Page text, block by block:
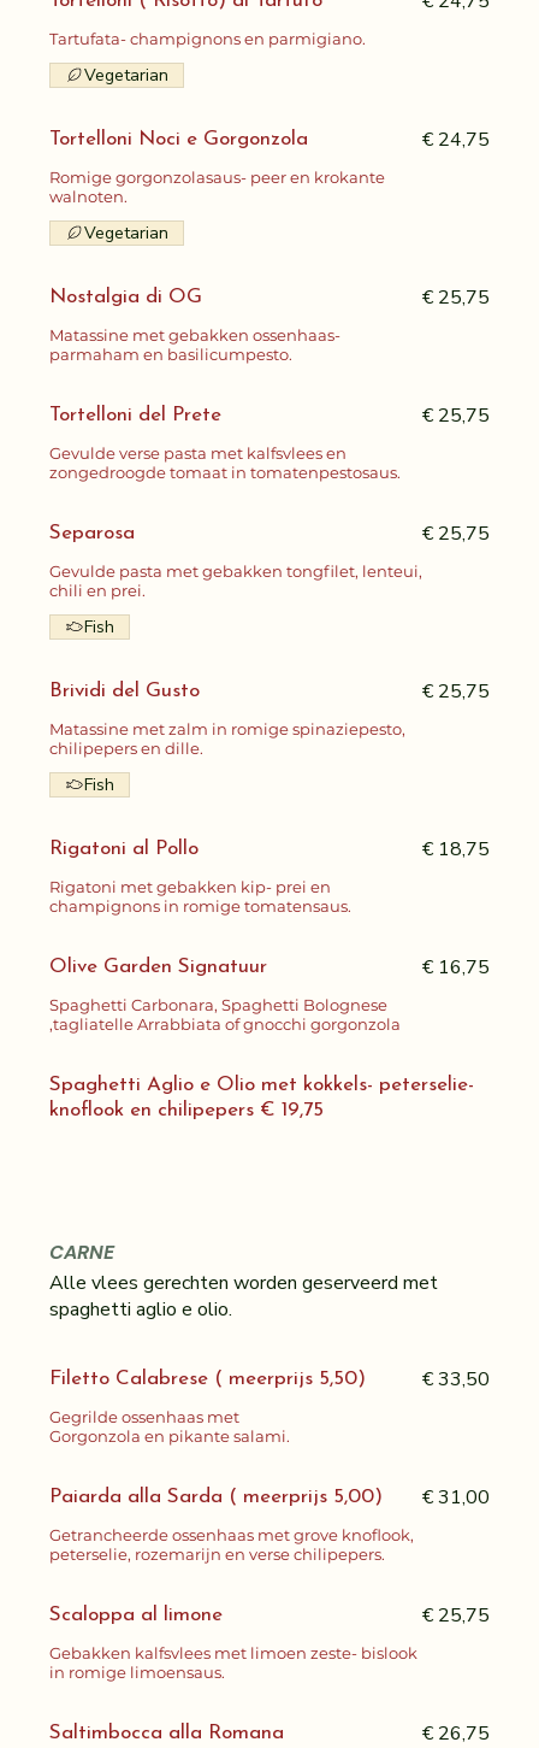
Tartufata- champignons en parmigiano.
Vegetarian
Tortelloni Noci e Gorgonzola
Romige gorgonzolasaus- peer en krokante
walnoten.
€ 24,75
Vegetarian
Nostalgia di OG
Matassine met gebakken ossenhaas-
parmaham en basilicumpesto.
€ 25,75
Tortelloni del Prete
Gevulde verse pasta met kalfsvlees en
zongedroogde tomaat in tomatenpestosaus.
€ 25,75
Separosa
Gevulde pasta met gebakken tongfilet, lenteui,
chili en prei.
€ 25,75
Fish
Brividi del Gusto
Matassine met zalm in romige spinaziepesto,
chilipepers en dille.
€ 25,75
Fish
Rigatoni al Pollo
Rigatoni met gebakken kip- prei en
champignons in romige tomatensaus.
€ 18,75
Olive Garden Signatuur
Spaghetti Carbonara, Spaghetti Bolognese
,tagliatelle Arrabbiata of gnocchi gorgonzola
€ 16,75
Spaghetti Aglio e Olio met kokkels- peterselie-
knoflook en chilipepers € 19,75
CARNE
Alle vlees gerechten worden geserveerd met
spaghetti aglio e olio.
Filetto Calabrese ( meerprijs 5,50)
Gegrilde ossenhaas met
Gorgonzola en pikante salami.
€ 33,50
Paiarda alla Sarda ( meerprijs 5,00)
Getrancheerde ossenhaas met grove knoflook,
peterselie, rozemarijn en verse chilipepers.
€ 31,00
Scaloppa al limone
Gebakken kalfsvlees met limoen zeste- bislook
in romige limoensaus.
€ 25,75
Saltimbocca alla Romana € 26,75